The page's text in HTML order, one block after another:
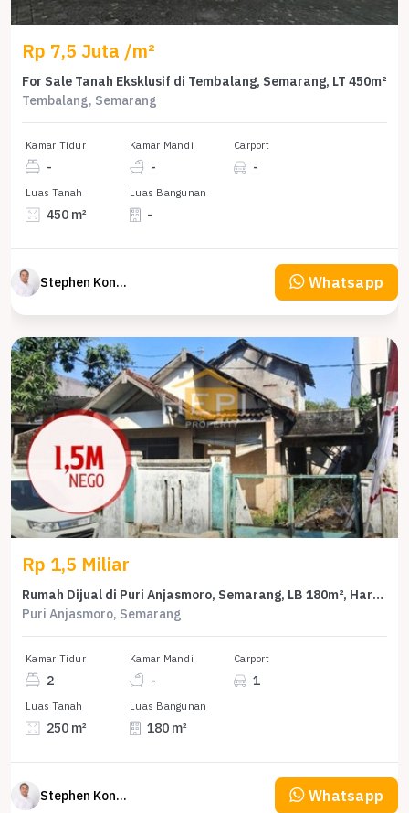
Rp 7,5 Juta /m²
For Sale Tanah Eksklusif di Tembalang, Semarang, LT 450m²
Tembalang, Semarang
Kamar Tidur
-
Kamar Mandi
-
Carport
-
Luas Tanah
450 m²
Luas Bangunan
-
Stephen Konsultan Properti Whatsapp
Rp 1,5 Miliar
Rumah Dijual di Puri Anjasmoro, Semarang, LB 180m², Harga Terbaik!
Puri Anjasmoro, Semarang
Kamar Tidur
2
Kamar Mandi
-
Carport
1
Luas Tanah
250 m²
Luas Bangunan
180 m²
Stephen Konsultan Properti Whatsapp